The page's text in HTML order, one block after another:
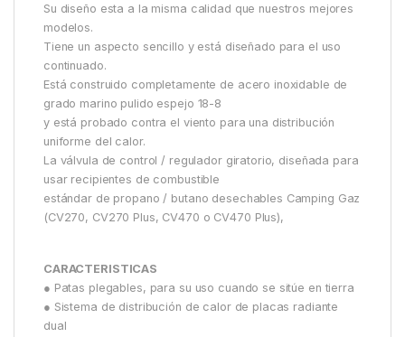
Su diseño esta a la misma calidad que nuestros mejores
modelos.
Tiene un aspecto sencillo y está diseñado para el uso
continuado.
Está construido completamente de acero inoxidable de
grado marino pulido espejo 18-8
y está probado contra el viento para una distribución
uniforme del calor.
La válvula de control / regulador giratorio, diseñada para
usar recipientes de combustible
estándar de propano / butano desechables Camping Gaz
(CV270, CV270 Plus, CV470 o CV470 Plus),
CARACTERISTICAS
● Patas plegables, para su uso cuando se sitúe en tierra
● Sistema de distribución de calor de placas radiante
dual